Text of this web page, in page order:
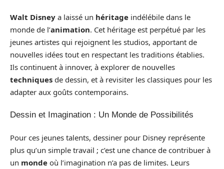
Walt Disney a laissé un héritage indélébile dans le
monde de l’animation. Cet héritage est perpétué par les
jeunes artistes qui rejoignent les studios, apportant de
nouvelles idées tout en respectant les traditions établies.
Ils continuent à innover, à explorer de nouvelles
techniques de dessin, et à revisiter les classiques pour les
adapter aux goûts contemporains.
Dessin et Imagination : Un Monde de Possibilités
Pour ces jeunes talents, dessiner pour Disney représente
plus qu’un simple travail ; c’est une chance de contribuer à
un monde où l’imagination n’a pas de limites. Leurs